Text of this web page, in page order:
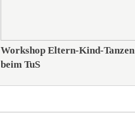
Workshop Eltern-Kind-Tanzen
beim TuS